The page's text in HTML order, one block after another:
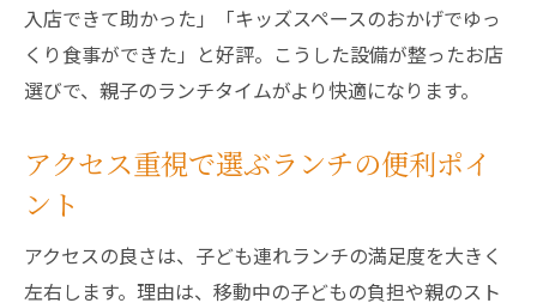
入店できて助かった」「キッズスペースのおかげでゆっ
くり食事ができた」と好評。こうした設備が整ったお店
選びで、親子のランチタイムがより快適になります。
アクセス重視で選ぶランチの便利ポイ
ント
アクセスの良さは、子ども連れランチの満足度を大きく
左右します。理由は、移動中の子どもの負担や親のスト